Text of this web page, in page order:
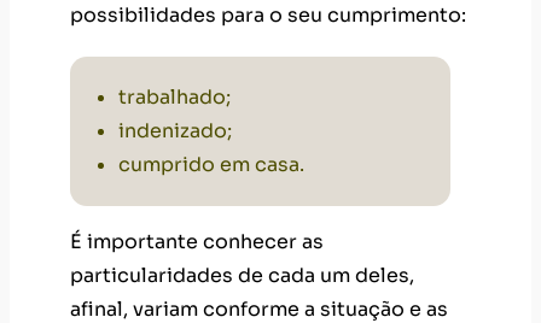
possibilidades para o seu cumprimento:
trabalhado;
indenizado;
cumprido em casa.
É importante conhecer as
particularidades de cada um deles,
afinal, variam conforme a situação e as